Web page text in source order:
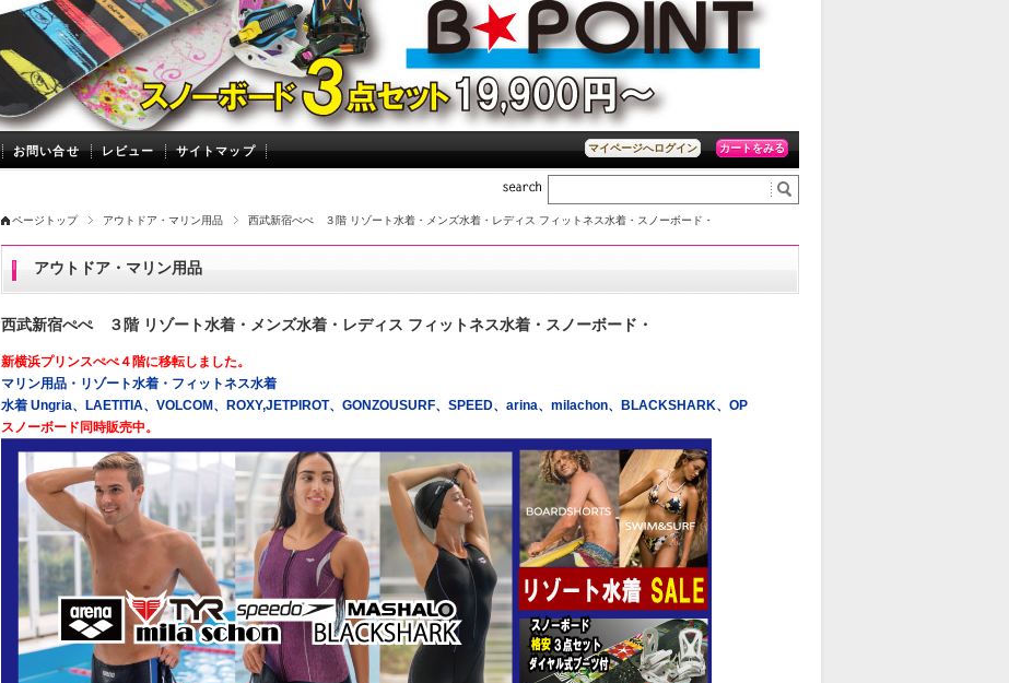
マイページへログイン カートをみる
お問い合せ レビュー サイトマップ
ページトップ アウトドア・マリン用品 西武新宿ぺぺ ３階 リゾート水着・メンズ水着・レディス フィットネス水着・スノーボード・
アウトドア・マリン用品
西武新宿ぺぺ ３階 リゾート水着・メンズ水着・レディス フィットネス水着・スノーボード・
新横浜プリンスぺぺ４階に移転しました。
マリン用品・リゾート水着・フィットネス水着
水着 Ungria、LAETITIA、VOLCOM、ROXY,JETPIROT、GONZOUSURF、SPEED、arina、milachon、BLACKSHARK、OP
スノーボード同時販売中。